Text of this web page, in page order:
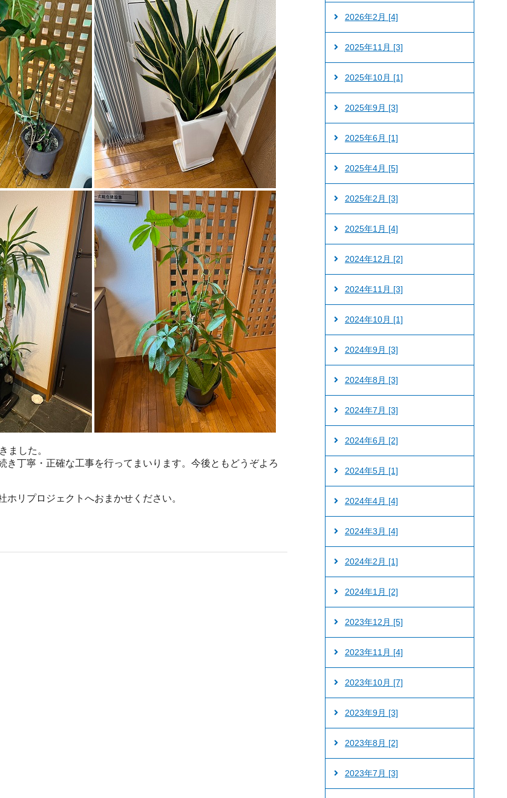
ました。
丁寧・正確な工事を行ってまいります。今後ともどうぞよろ
リプロジェクトへおまかせください。
2026年2月 [4]
2025年11月 [3]
2025年10月 [1]
2025年9月 [3]
2025年6月 [1]
2025年4月 [5]
2025年2月 [3]
2025年1月 [4]
2024年12月 [2]
2024年11月 [3]
2024年10月 [1]
2024年9月 [3]
2024年8月 [3]
2024年7月 [3]
2024年6月 [2]
2024年5月 [1]
2024年4月 [4]
2024年3月 [4]
2024年2月 [1]
2024年1月 [2]
2023年12月 [5]
2023年11月 [4]
2023年10月 [7]
2023年9月 [3]
2023年8月 [2]
2023年7月 [3]